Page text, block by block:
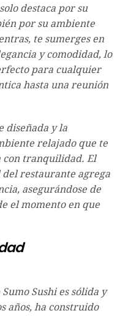
destaca por su
por su ambiente
te sumerges en
y comodidad, lo
para cualquier
hasta una reunión
diseñada y la
relajado que te
tranquilidad. El
restaurante agrega
asegurándose de
el momento en que
Sushi es sólida y
años, ha construido